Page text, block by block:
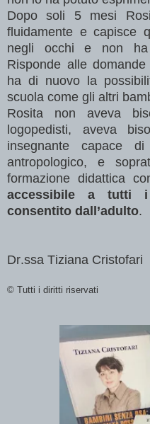
Dopo soli 5 mesi
fluidamente e capisce
negli occhi e non
Risponde alle
ha di nuovo la
scuola come gli altri
Rosita non aveva
logopedisti, aveva
insegnante capace
antropologico, e
formazione didattica
accessibile a tutti
consentito dall’adulto.
Dr.ssa Tiziana Cristofari
© Tutti i diritti riservati